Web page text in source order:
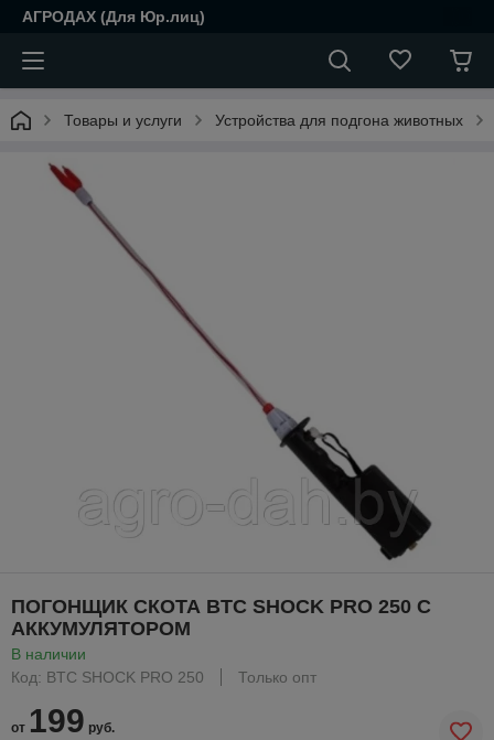
АГРОДАХ (Для Юр.лиц)
Товары и услуги Устройства для подгона животных
ПОГОНЩИК СКОТА BTC SHOCK PRO 250 С
АККУМУЛЯТОРОМ
В наличии
Код: BTC SHOCK PRO 250
Только опт
от 199 руб.